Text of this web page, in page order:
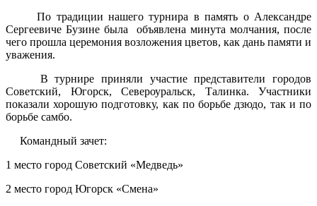
По традиции нашего турнира в память о Александре
Сергеевиче Бузине была объявлена минута молчания, после
чего прошла церемония возложения цветов, как дань памяти и
уважения.
В турнире приняли участие представители городов
Советский, Югорск, Североуральск, Талинка. Участники
показали хорошую подготовку, как по борьбе дзюдо, так и по
борьбе самбо.
Командный зачет:
1 место город Советский «Медведь»
2 место город Югорск «Смена»